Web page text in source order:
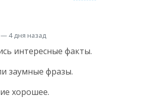
— 4 дня назад
интересные факты.
заумные фразы.
хорошее.